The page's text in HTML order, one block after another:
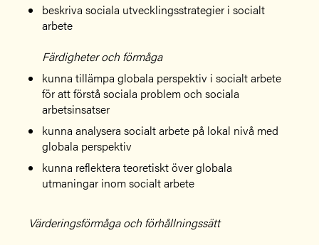
beskriva sociala utvecklingsstrategier i socialt
arbete
Färdigheter och förmåga
kunna tillämpa globala perspektiv i socialt arbete
för att förstå sociala problem och sociala
arbetsinsatser
kunna analysera socialt arbete på lokal nivå med
globala perspektiv
kunna reflektera teoretiskt över globala
utmaningar inom socialt arbete
Värderingsförmåga och förhållningssätt